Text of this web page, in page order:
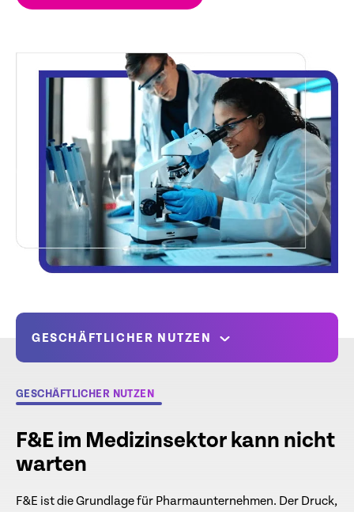
GESCHÄFTLICHER NUTZEN
GESCHÄFTLICHER NUTZEN
F&E im Medizinsektor kann nicht
warten
F&E ist die Grundlage für Pharmaunternehmen. Der Druck,